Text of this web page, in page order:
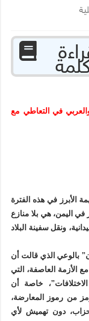
والعربي في التعاطي مع
الأبرز في هذه الفترة
اليمن، هي بلا منازع
ونقل سفينة البلاد
بالوعي الذي قالت أن
الأزمة العاصفة، التي
خاصة أن
من رموز المعارضة،
دون تهميش لأي